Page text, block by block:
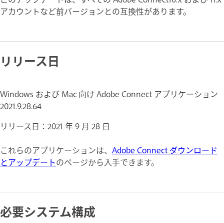
アカウントなど前バージョンとの互換性があります。
リリース日
Windows および Mac 向け Adobe Connect アプリケーション
2021.9.28.64
リリース日：2021 年 9 月 28 日
これらのアプリケーションは、 Adobe Connect ダウンロード
とアップデートのページから入手できます。
必要システム構成